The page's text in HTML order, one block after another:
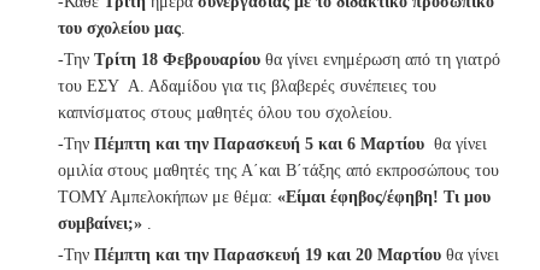
του σχολείου μας
-Την Τρίτη 18 Φεβρουαρίου θα γίνει ενημέρωση από τη γιατρό
του ΕΣΥ Α. Αδαμίδου για τις βλαβερές συνέπειες του
καπνίσματος στους μαθητές όλου του σχολείου.
-Την Πέμπτη και την Παρασκευή 5 και 6 Μαρτίου θα γίνει
ομιλία στους μαθητές της Α΄και Β΄τάξης από εκπροσώπους του
ΤΟΜΥ Αμπελοκήπων με θέμα: «Είμαι έφηβος/έφηβη! Τι μου
συμβαίνει;»
-Την Πέμπτη και την Παρασκευή 19 και 20 Μαρτίου θα γίνει